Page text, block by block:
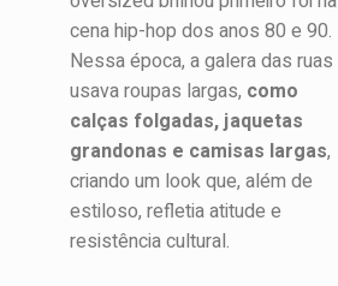
cena hip-hop dos anos 80 e 90.
Nessa época, a galera das ruas
usava roupas largas, como
calças folgadas, jaquetas
grandonas e camisas largas,
criando um look que, além de
estiloso, refletia atitude e
resistência cultural.